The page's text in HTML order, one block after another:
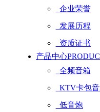
企业荣誉
发展历程
资质证书
产品中心
全频音箱
KTV卡包
低音炮